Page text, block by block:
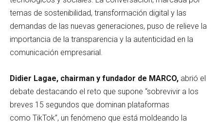
temas de sostenibilidad, transformación digital y las
demandas de las nuevas generaciones, puso de relieve la
importancia de la transparencia y la autenticidad en la
comunicación empresarial.
Didier Lagae, chairman y fundador de MARCO, abrió el
debate destacando el reto que supone “sobrevivir a los
breves 15 segundos que dominan plataformas
como TikTok”, un fenómeno que está moldeando la